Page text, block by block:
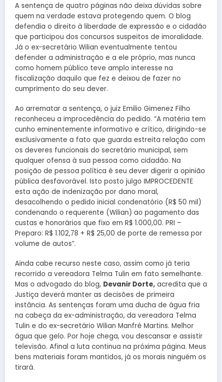
A sentença de quatro páginas não deixa dúvidas sobre
quem na verdade estava protegendo quem. O blog
defendia o direito à liberdade de expressão e o cidadão
que participou dos concursos suspeitos de imoralidade.
Já o ex-secretário Wilian eventualmente tentou
defender a administração e a ele próprio, mas nunca
como homem público teve amplo interesse na
fiscalização daquilo que fez e deixou de fazer no
cumprimento do seu dever.
Ao arrematar a sentença, o juiz Emilio Gimenez Filho
reconheceu a improcedência do pedido. “A matéria tem
cunho eminentemente informativo e crítico, dirigindo-se
exclusivamente a fato que guarda estreita relação com
os deveres funcionais do secretário municipal, sem
qualquer ofensa à sua pessoa como cidadão. Na
posição de pessoa política é seu dever digerir a opinião
pública desfavorável. Isto posto julgo IMPROCEDENTE
esta ação de indenização por dano moral,
desacolhendo o pedido inicial condenatório (R$ 50 mil)
condenando o requerente (Wilian) ao pagamento das
custas e honorários que fixo em R$ 1.000,00. PRI –
Preparo: R$ 1.102,78 + R$ 25,00 de porte de remessa por
volume de autos”.
Ainda cabe recurso neste caso, assim como já teria
recorrido a vereadora Telma Tulin em fato semelhante.
Mas o advogado do blog, Devanir Dorte, acredita que a
Justiça deverá manter as decisões de primeira
instância. As sentenças foram uma ducha de água fria
na cabeça da ex-administração, da vereadora Telma
Tulin e do ex-secretário Wilian Manfré Martins. Melhor
água que gelo. Por hoje chega, vou descansar e assistir
televisão. Afinal a luta continua na próxima página. Meus
bens materiais foram mantidos, já os morais ninguém os
tirará.